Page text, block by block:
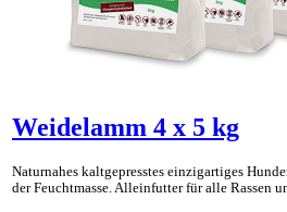
Weidelamm 4 x 5 kg
Naturnahes kaltgepresstes einzig­artiges
der Feucht­masse. Allein­futter für alle Rassen